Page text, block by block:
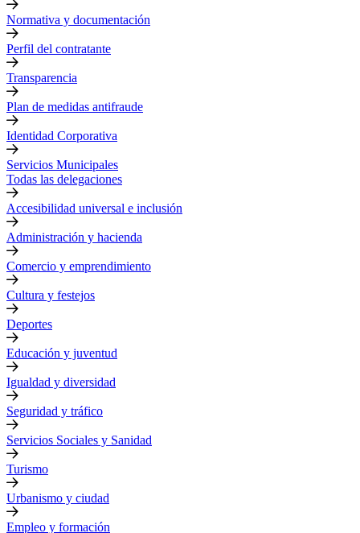
Normativa y documentación
Perfil del contratante
Transparencia
Plan de medidas antifraude
Identidad Corporativa
Servicios Municipales
Todas las delegaciones
Accesibilidad universal e inclusión
Administración y hacienda
Comercio y emprendimiento
Cultura y festejos
Deportes
Educación y juventud
Igualdad y diversidad
Seguridad y tráfico
Servicios Sociales y Sanidad
Turismo
Urbanismo y ciudad
Empleo y formación